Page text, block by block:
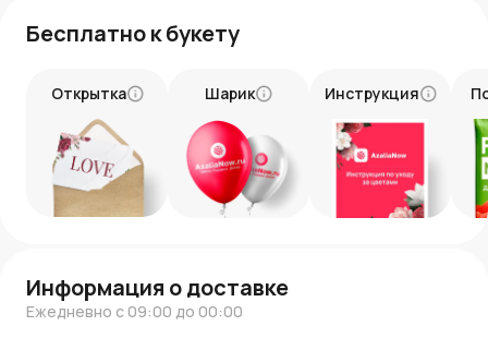
Бесплатно к букету
Открытка Шарик Инструкция
Информация о доставке
Ежедневно с 09:00 до 00:00